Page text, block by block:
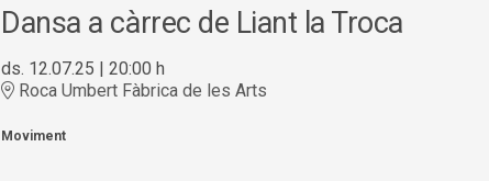
Dansa a càrrec de Liant la Troca
ds. 12.07.25 |20:00 h
Roca Umbert Fàbrica de les Arts
Moviment